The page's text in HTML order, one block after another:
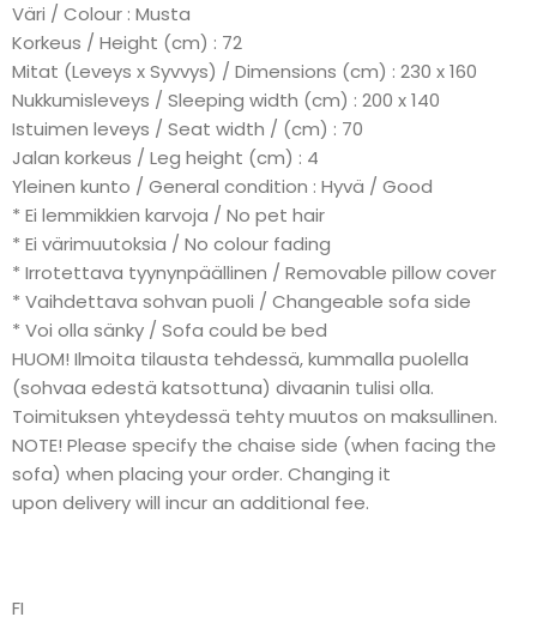
Väri / Colour : Musta
Korkeus / Height (cm) : 72
Mitat (Leveys x Syvvys) / Dimensions (cm) : 230 x 160
Nukkumisleveys / Sleeping width (cm) : 200 x 140
Istuimen leveys / Seat width / (cm) : 70
Jalan korkeus / Leg height (cm) : 4
Yleinen kunto / General condition : Hyvä / Good
* Ei lemmikkien karvoja / No pet hair
* Ei värimuutoksia / No colour fading
* Irrotettava tyynynpäällinen / Removable pillow cover
* Vaihdettava sohvan puoli / Changeable sofa side
* Voi olla sänky / Sofa could be bed
HUOM! Ilmoita tilausta tehdessä, kummalla puolella
(sohvaa edestä katsottuna) divaanin tulisi olla.
Toimituksen yhteydessä tehty muutos on maksullinen.
NOTE! Please specify the chaise side (when facing the
sofa) when placing your order. Changing it
upon delivery will incur an additional fee.
FI